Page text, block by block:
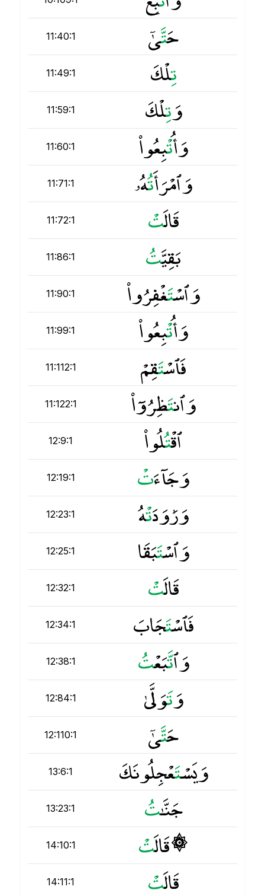
11:40:1 حَتَّىٰٓ
11:49:1 تِلْكَ
11:59:1 وَتِلْكَ
11:60:1 وَأُتْبِعُوا۟
11:71:1 وَٱمْرَأَتُهُۥ
11:72:1 قَالَت
11:86:1 بَقِيَّت
11:90:1 وَٱسْتَغْفِرُوا۟
11:99:1 وَأُتْبِعُوا۟
11:112:1 فَٱسْتَقِمْ
11:122:1 وَٱنتَظِرُوٓا۟
12:9:1 ٱقْتُلُوا۟
12:19:1 وَجَآءَت
12:23:1 وَرَٰوَدَتْهُ
12:25:1 وَٱسْتَبَقَا
12:32:1 قَالَت
12:34:1 فَٱسْتَجَابَ
12:38:1 وَٱتَّبَعْت
12:84:1 وَتَوَلَّىٰ
12:110:1 حَتَّىٰٓ
13:6:1 وَيَسْتَعْجِلُونَكَ
13:23:1 جَنَّـٰت
14:10:1 ۞ قَالَت
14:11:1 قَالَت